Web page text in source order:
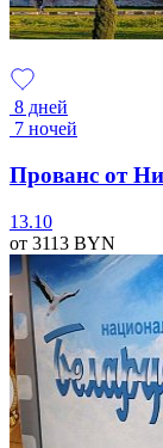
8 дней
7 ночей
Прованс от
13.10
от 3113 BYN